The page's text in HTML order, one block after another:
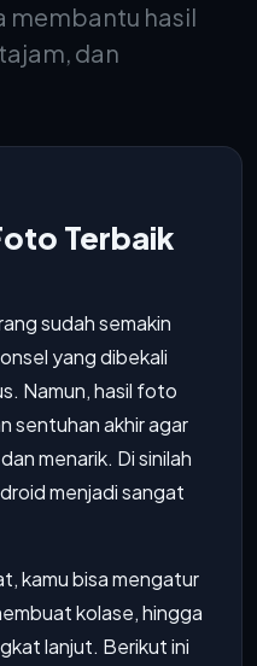
membantu hasil
dan
Terbaik
sudah semakin
yang dibekali
Namun, hasil foto
sentuhan akhir agar
menarik. Di sinilah
menjadi sangat
kamu bisa mengatur
kolase, hingga
lanjut. Berikut ini